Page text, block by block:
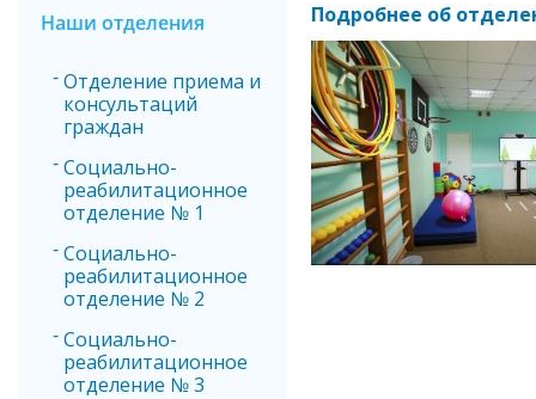
Наши отделения
Отделение приема и
консультаций
граждан
Социально-
реабилитационное
отделение № 1
Социально-
реабилитационное
отделение № 2
Социально-
реабилитационное
отделение № 3
Подробнее об